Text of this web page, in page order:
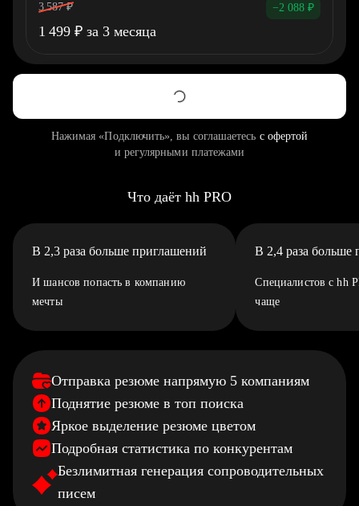
3 587 ₽ −2 088 ₽
1 499 ₽ за 3 месяца
Нажимая «Подключить», вы соглашаетесь с офертой
и регулярными платежами
Что даёт hh PRO
В 2,3 раза больше приглашений
И шансов попасть в компанию
мечты
В 2,4 раза больше
Специалистов с hh
чаще
Отправка резюме напрямую 5 компаниям
Поднятие резюме в топ поиска
Яркое выделение резюме цветом
Подробная статистика по конкурентам
Безлимитная генерация сопроводительных
писем